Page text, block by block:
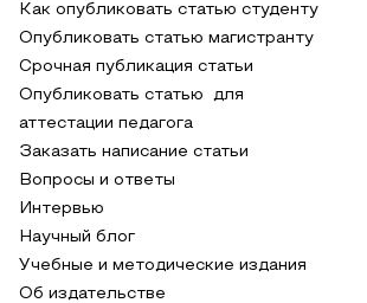
Как опубликовать статью студенту
Опубликовать статью магистранту
Срочная публикация статьи
Опубликовать статью для
аттестации педагога
Заказать написание статьи
Вопросы и ответы
Интервью
Научный блог
Учебные и методические издания
Об издательстве